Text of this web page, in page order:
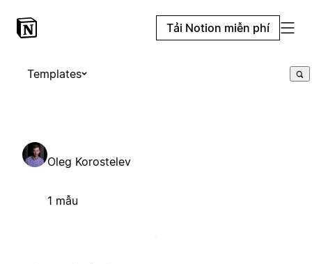
Tải Notion miễn phí
Templates
Oleg Korostelev
1 mẫu